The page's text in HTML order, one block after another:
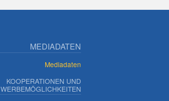
MEDIADATEN
Mediadaten
KOOPERATIONEN UND
WERBEMÖGLICHKEITEN